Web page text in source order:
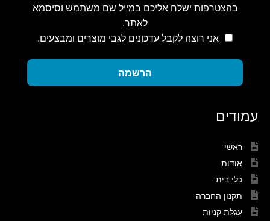
בהצטרפות ישלח אליכם במייל שם משתמש וסיסמא
לאתר.
אני רוצה לקבל עדכונים לגבי מוצרים ומבצעים.
הרשמה
עמודים
ראשי
אודות
כלי בית
תקנון החברה
עגלת קניות